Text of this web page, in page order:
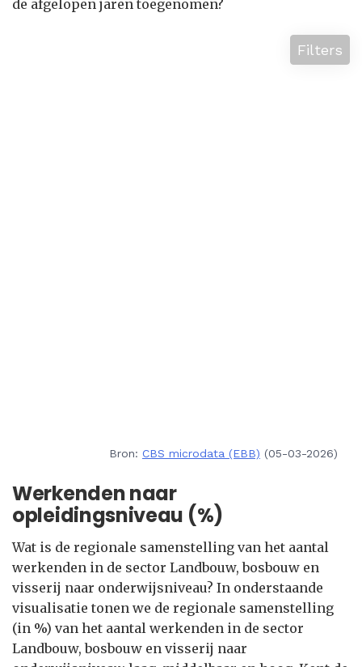
de afgelopen jaren toegenomen?
Filters
Bron: CBS microdata (EBB) (05-03-2026)
Werkenden naar
opleidingsniveau (%)
Wat is de regionale samenstelling van het aantal
werkenden in de sector Landbouw, bosbouw en
visserij naar onderwijsniveau? In onderstaande
visualisatie tonen we de regionale samenstelling
(in %) van het aantal werkenden in de sector
Landbouw, bosbouw en visserij naar